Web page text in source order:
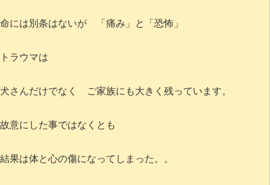
命には別条はないが 「痛み」と「恐怖」
トラウマは
犬さんだけでなく ご家族にも大きく残っています。
故意にした事ではなくとも
結果は体と心の傷になってしまった。。